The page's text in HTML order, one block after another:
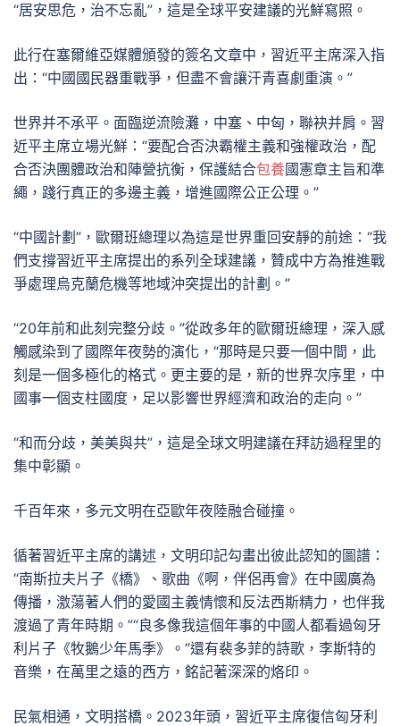
“居安思危，治不忘亂”，這是全球平安建議的光鮮寫照。
此行在塞爾維亞媒體頒發的簽名文章中，習近平主席深入指
出：“中國國民器重戰爭，但盡不會讓汗青喜劇重演。”
世界并不承平。面臨逆流險灘，中塞、中匈，聯袂并肩。習
近平主席立場光鮮：“要配合否決霸權主義和強權政治，配
合否決團體政治和陣營抗衡，保護結合包養國憲章主旨和準
繩，踐行真正的多邊主義，增進國際公正公理。”
“中國計劃”，歐爾班總理以為這是世界重回安靜的前途：“我
們支撐習近平主席提出的系列全球建議，贊成中方為推進戰
爭處理烏克蘭危機等地域沖突提出的計劃。”
“20年前和此刻完整分歧。”從政多年的歐爾班總理，深入感
觸感染到了國際年夜勢的演化，“那時是只要一個中間，此
刻是一個多極化的格式。更主要的是，新的世界次序里，中
國事一個支柱國度，足以影響世界經濟和政治的走向。”
“和而分歧，美美與共”，這是全球文明建議在拜訪過程里的
集中彰顯。
千百年來，多元文明在亞歐年夜陸融合碰撞。
循著習近平主席的講述，文明印記勾畫出彼此認知的圖譜：
“南斯拉夫片子《橋》、歌曲《啊，伴侶再會》在中國廣為
傳播，激蕩著人們的愛國主義情懷和反法西斯精力，也伴我
渡過了青年時期。”“良多像我這個年事的中國人都看過匈牙
利片子《牧鵝少年馬季》。”還有裴多菲的詩歌，李斯特的
音樂，在萬里之遠的西方，銘記著深深的烙印。
民氣相通，文明搭橋。2023年頭，習近平主席復信匈牙利